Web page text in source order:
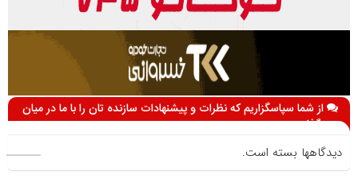
از شما سپاسگزاریم که نظرات و پیشنهادات سازنده تان را با ما در میان
می گذارید
دیدگاهها بسته است.